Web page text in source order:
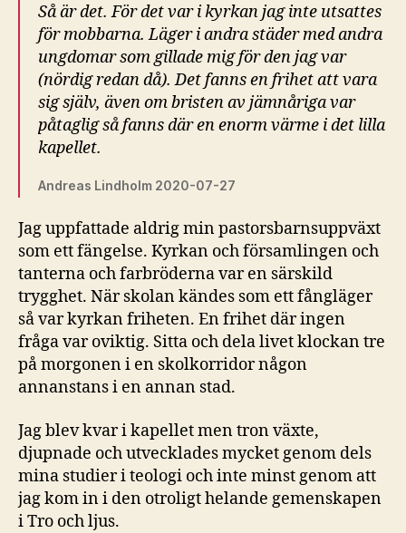
Så är det. För det var i kyrkan jag inte utsattes
för mobbarna. Läger i andra städer med andra
ungdomar som gillade mig för den jag var
(nördig redan då). Det fanns en frihet att vara
sig själv, även om bristen av jämnåriga var
påtaglig så fanns där en enorm värme i det lilla
kapellet.
Andreas Lindholm 2020-07-27
Jag uppfattade aldrig min pastorsbarnsuppväxt
som ett fängelse. Kyrkan och församlingen och
tanterna och farbröderna var en särskild
trygghet. När skolan kändes som ett fångläger
så var kyrkan friheten. En frihet där ingen
fråga var oviktig. Sitta och dela livet klockan tre
på morgonen i en skolkorridor någon
annanstans i en annan stad.
Jag blev kvar i kapellet men tron växte,
djupnade och utvecklades mycket genom dels
mina studier i teologi och inte minst genom att
jag kom in i den otroligt helande gemenskapen
i Tro och ljus.